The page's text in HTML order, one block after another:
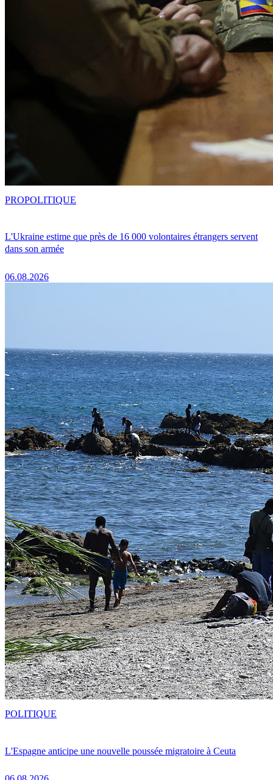
L'Ukraine estime que près de 16 000 volontaires étrangers servent
dans son armée
06.08.2026
PROPOLITIQUE
L'Espagne anticipe une nouvelle poussée migratoire à Ceuta
POLITIQUE